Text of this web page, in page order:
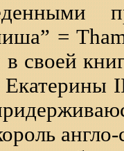
=
своей
Екатерины